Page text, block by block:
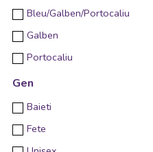
Bleu/Galben/Portocaliu
Galben
Portocaliu
Gen
Baieti
Fete